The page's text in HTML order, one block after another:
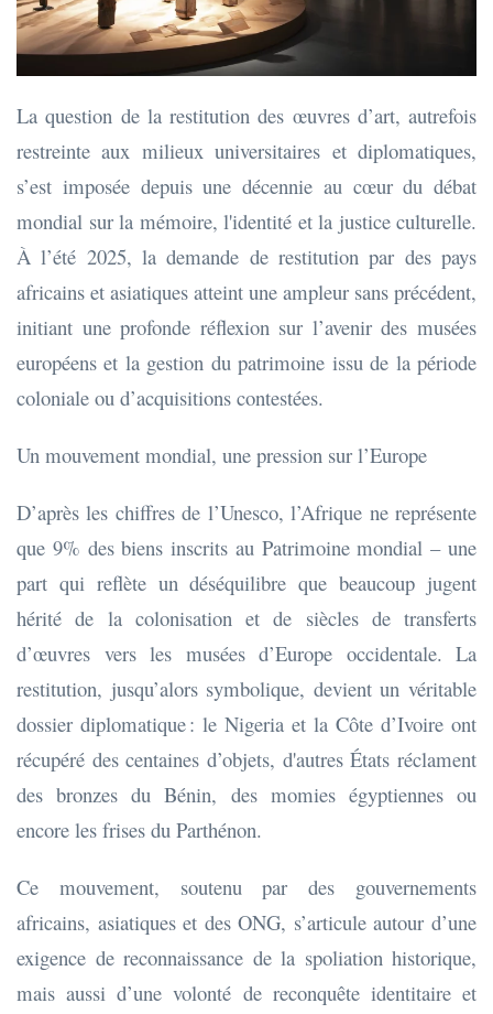
La question de la restitution des œuvres d’art, autrefois
restreinte aux milieux universitaires et diplomatiques,
s’est imposée depuis une décennie au cœur du débat
mondial sur la mémoire, l'identité et la justice culturelle.
À l’été 2025, la demande de restitution par des pays
africains et asiatiques atteint une ampleur sans précédent,
initiant une profonde réflexion sur l’avenir des musées
européens et la gestion du patrimoine issu de la période
coloniale ou d’acquisitions contestées.
Un mouvement mondial, une pression sur l’Europe
D’après les chiffres de l’Unesco, l’Afrique ne représente
que 9% des biens inscrits au Patrimoine mondial – une
part qui reflète un déséquilibre que beaucoup jugent
hérité de la colonisation et de siècles de transferts
d’œuvres vers les musées d’Europe occidentale. La
restitution, jusqu’alors symbolique, devient un véritable
dossier diplomatique : le Nigeria et la Côte d’Ivoire ont
récupéré des centaines d’objets, d'autres États réclament
des bronzes du Bénin, des momies égyptiennes ou
encore les frises du Parthénon.
Ce mouvement, soutenu par des gouvernements
africains, asiatiques et des ONG, s’articule autour d’une
exigence de reconnaissance de la spoliation historique,
mais aussi d’une volonté de reconquête identitaire et